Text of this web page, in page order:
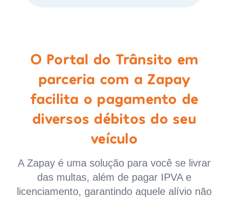
O Portal do Trânsito em
parceria com a Zapay
facilita o pagamento de
diversos débitos do seu
veículo
A Zapay é uma solução para você se livrar
das multas, além de pagar IPVA e
licenciamento, garantindo aquele alívio não